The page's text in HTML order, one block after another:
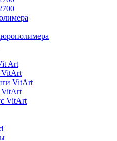
Art
VitArt
VitArt
VitArt
VitArt